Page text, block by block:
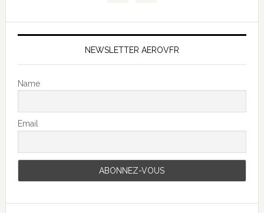
NEWSLETTER AEROVFR
Name
Email